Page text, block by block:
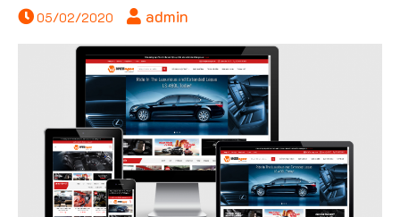
05/02/2020 admin